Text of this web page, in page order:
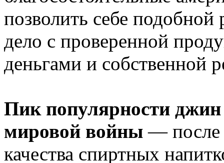
позволить себе
дело с проверенной
деньгами и собственной
Пик популярности
мировой войны— после
качества спиртных